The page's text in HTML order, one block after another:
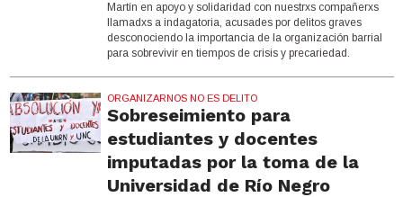
Martín en apoyo y solidaridad con nuestrxs compañerxs
llamadxs a indagatoria, acusades por delitos graves
desconociendo la importancia de la organización barrial
para sobrevivir en tiempos de crisis y precariedad.
ORGANIZARNOS NO ES DELITO
Sobreseimiento para
estudiantes y docentes
imputadas por la toma de la
Universidad de Río Negro